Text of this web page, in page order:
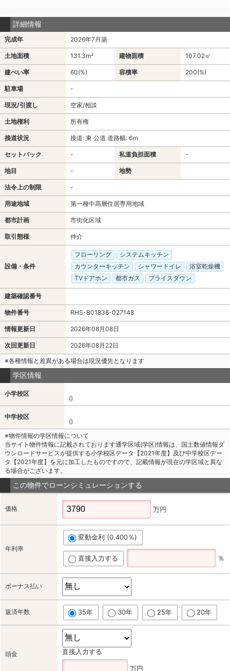
詳細情報
完成年 2026年7月築
土地面積 131.3m² 建物面積 107.02㎡
建ぺい率 60(%) 容積率 200(%)
駐車場 -
現況/引渡し 空家/相談
土地権利 所有権
接道状況 接道: 東 公道 道路幅: 6ｍ
セットバック - 私道負担面積 -
地目 - 地勢
法令上の制限 -
用途地域 第一種中高層住居専用地域
都市計画 市街化区域
取引態様 仲介
設備・条件
フローリング
システムキッチン
カウンターキッチン
シャワートイレ
浴室乾燥機
TVドアホン
都市ガス プライスダウン
建築確認番号
物件番号 RHS-B01836-027148
情報更新日 2026年08月08日
次回更新日
2026年08月22日
※各種情報と差異がある場合は現況優先となります
学区情報
小学校区
()
中学校区
()
※物件情報の学区情報について
当サイト物件情報に記載されております通学区域(学区)情報は、国土数値情報ダ
ウンロードサービスが提供する小学校区データ【2021年度】及び中学校区デー
タ【2021年度】を元に加工したものですので、記載情報が現在の学区域と異な
る場合がございます。
この物件でローンシミュレーションする
価格 万円
年利率
変動金利 (0.400％)
直接入力する ％
ボーナス払い
返済年数 35年 30年 25年 20年
頭金 直接入力する
万円